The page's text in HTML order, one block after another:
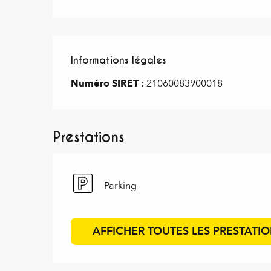
Informations légales
Informations légales
Numéro SIRET : 21060083900018
Prestations
Parking
AFFICHER TOUTES LES